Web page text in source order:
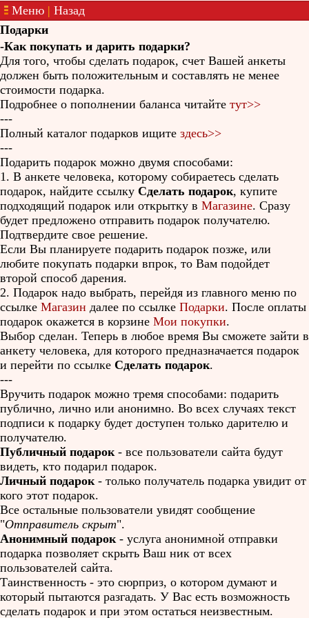
Меню | Назад
Подарки
-Как покупать и дарить подарки?
Для того, чтобы сделать подарок, счет Вашей анкеты
должен быть положительным и составлять не менее
стоимости подарка.
Подробнее о пополнении баланса читайте тут>>
---
Полный каталог подарков ищите здесь>>
---
Подарить подарок можно двумя способами:
1. В анкете человека, которому собираетесь сделать
подарок, найдите ссылку Сделать подарок, купите
подходящий подарок или открытку в Магазине. Сразу
будет предложено отправить подарок получателю.
Подтвердите свое решение.
Если Вы планируете подарить подарок позже, или
любите покупать подарки впрок, то Вам подойдет
второй способ дарения.
2. Подарок надо выбрать, перейдя из главного меню по
ссылке Магазин далее по ссылке Подарки. После оплаты
подарок окажется в корзине Мои покупки.
Выбор сделан. Теперь в любое время Вы сможете зайти в
анкету человека, для которого предназначается подарок
и перейти по ссылке Сделать подарок.
---
Вручить подарок можно тремя способами: подарить
публично, лично или анонимно. Во всех случаях текст
подписи к подарку будет доступен только дарителю и
получателю.
Публичный подарок- все пользователи сайта будут
видеть, кто подарил подарок.
Личный подарок- только получатель подарка увидит от
кого этот подарок.
Все остальные пользователи увидят сообщение
"Отправитель скрыт".
Анонимный подарок- услуга анонимной отправки
подарка позволяет скрыть Ваш ник от всех
пользователей сайта.
Таинственность - это сюрприз, о котором думают и
который пытаются разгадать. У Вас есть возможность
сделать подарок и при этом остаться неизвестным.